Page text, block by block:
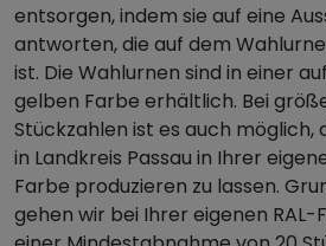
entsorgen, indem sie auf eine
antworten, die auf dem
ist. Die Wahlurnen sind in einer
gelben Farbe erhältlich. Bei
Stückzahlen ist es auch möglich,
in Landkreis Passau in Ihrer
Farbe produzieren zu lassen.
gehen wir bei Ihrer eigenen RAL-